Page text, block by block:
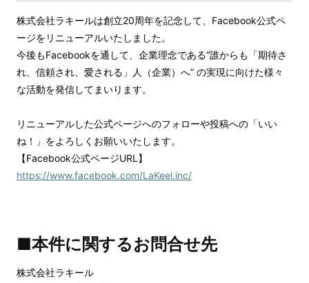
株式会社ラキールは創立20周年を記念して、Facebook公式ペ
ージをリニューアルいたしました。
今後もFacebookを通して、企業理念である“誰からも「期待さ
れ、信頼され、愛される」人（企業）へ” の実現に向けた様々
な活動を発信してまいります。
リニューアルした公式ページへのフォローや投稿への「いい
ね！」をよろしくお願いいたします。
【Facebook公式ページURL】
https://www.facebook.com/LaKeel.inc/
■本件に関するお問合せ先
株式会社ラキール